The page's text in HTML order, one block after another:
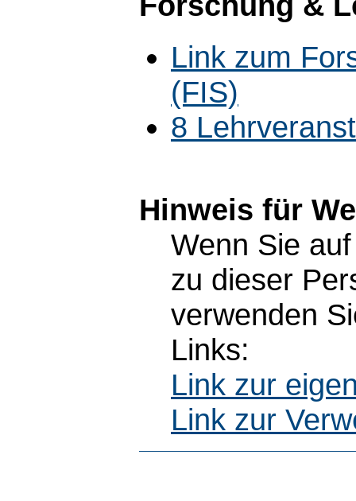
Link zum
(FIS)
8
Hinweis für
Wenn Sie
zu dieser
verwenden
Links:
Link zur
Link zur